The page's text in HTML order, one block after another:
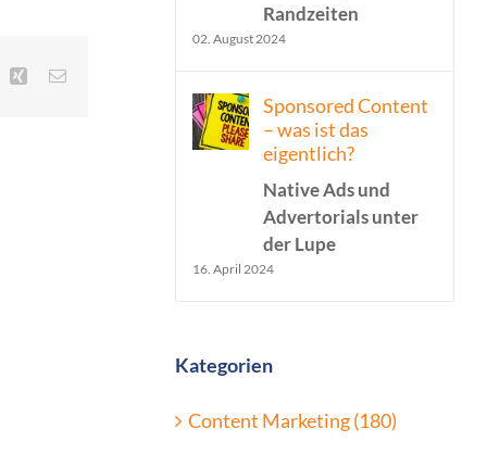
Xing E-
Randzeiten
02. August 2024
Sponsored Content
– was ist das
eigentlich?
Native Ads und
Advertorials unter
der Lupe
16. April 2024
Kategorien
Content Marketing (180)